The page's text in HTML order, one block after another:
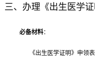
三、办理《出生医学
必备材料：
《出生医学证明》申领